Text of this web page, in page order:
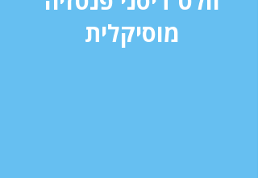
מוסיקלית